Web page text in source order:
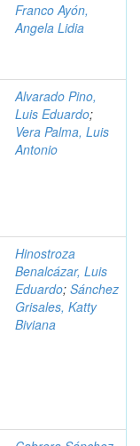
Franco Ayón,
Angela Lidia
Alvarado Pino,
Luis Eduardo;
Vera Palma, Luis
Antonio
Hinostroza
Benalcázar, Luis
Eduardo; Sánchez
Grisales, Katty
Biviana